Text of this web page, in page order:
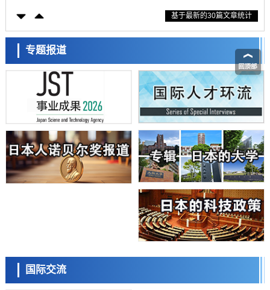
大阪大学开发基于水氢键网络的温度预测新方法，AI从分子排列信息中
经济・社会
【AI法上篇】如何对“将人生交给AI”保持危机感——中央大学平野晋教
授专访
科学研究
庆应义塾大学阐明脑内“游击手”小胶质细胞包裹保护受损神经细胞的机
制，有望用于开发阿尔茨海默病等疾病疗法
科学研究
日本东北大学与横滨橡胶全球首次从纳米尺度揭示橡胶—黄铜粘接界面
劣化抑制机制，为提升轮胎安全性与耐久性的材料设计开辟道路
科学研究
近畿大学等发现植物染料“日本茜”的红色成分可抑制老化与炎症，有望
成为新型功能性材料
科学研究
群马大学开发针对难治性癫痫的新型基因疗法，利用超小型GAD67启动
九州大学揭示夜间眼压升高机制：两种激素波动叠加所致
证电容器可在汽车发动机等高温环境下工作
经济・社会
日本生成式AI使用者占比一年内翻倍，但与中美德仍有较大差距
基于最新的30篇文章统计
专题报道
国际交流
流员